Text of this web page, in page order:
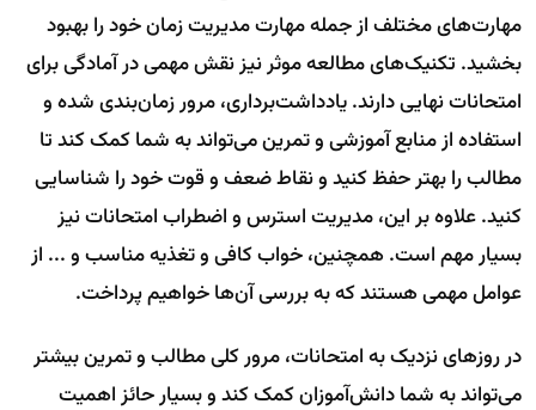
مهارت‌های مختلف از جمله مهارت مدیریت زمان خود را بهبود
بخشید. تکنیک‌های مطالعه موثر نیز نقش مهمی در آمادگی برای
امتحانات نهایی دارند. یادداشت‌برداری، مرور زمان‌بندی شده و
استفاده از منابع آموزشی و تمرین می‌تواند به شما کمک کند تا
مطالب را بهتر حفظ کنید و نقاط ضعف و قوت خود را شناسایی
کنید. علاوه بر این، مدیریت استرس و اضطراب امتحانات نیز
بسیار مهم است. همچنین، خواب کافی و تغذیه مناسب و ... از
عوامل مهمی هستند که به بررسی آن‌ها خواهیم پرداخت.
در روزهای نزدیک به امتحانات، مرور کلی مطالب و تمرین بیشتر
می‌تواند به شما دانش‌آموزان کمک کند و بسیار حائز اهمیت